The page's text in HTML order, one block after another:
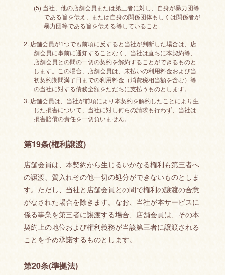
(5) 当社、他の店舗会員または第三者に対し、自身が暴力団等
である旨を伝え、または自身の関係団体もしくは関係者が
暴力団等である旨を伝える等していること
2. 店舗会員が1つでも前項に反すると当社が判断した場合は、店
舗会員に事前に通知することなく、当社は直ちに本契約等、
店舗会員との間の一切の契約を解約することができるものと
します。この場合、店舗会員は、未払いの利用料金および当
初契約期間満了日までの利用料金（消費税相当額を含む）等
の当社に対する債務全額をただちに支払うものとします。
3. 店舗会員は、当社が前項により本契約を解約したことにより生
じた損害について、当社に対し何らの請求も行わず、当社は
損害賠償の責任を一切負いません。
第19条(権利譲渡)
店舗会員は、本契約から生じるいかなる権利も第三者へ
の譲渡、質入れその他一切の処分ができないものとしま
す。ただし、当社と店舗会員との間で権利の譲渡の合意
がなされた場合を除きます。なお、当社が本サービスに
係る事業を第三者に譲渡する場合、店舗会員は、その本
契約上の地位および権利義務が当該第三者に譲渡される
ことを予め承諾するものとします。
第20条(準拠法)